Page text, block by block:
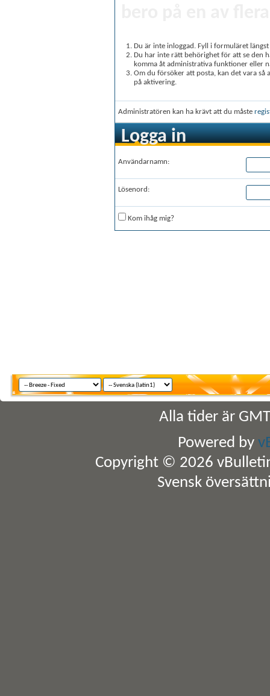
Du är inte inloggad. Fyll i formuläret
Du har inte rätt behörighet för att se den
komma åt administrativa funktioner eller
Om du försöker att posta, kan det vara
på aktivering.
Administratören kan ha krävt att du måste
Logga in
Användarnamn:
Lösenord:
Kom ihåg mig?
Alla tider är
Powered by
Copyright © 2026
Svensk